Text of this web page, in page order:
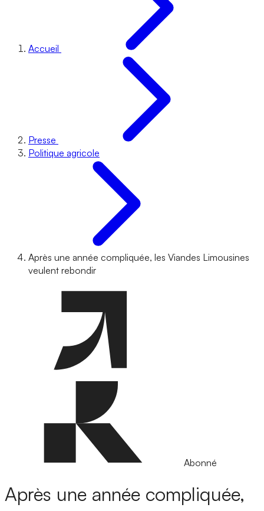
Accueil
Presse
Politique agricole
Après une année compliquée, les Viandes Limousines
veulent rebondir
Abonné
Après une année compliquée,